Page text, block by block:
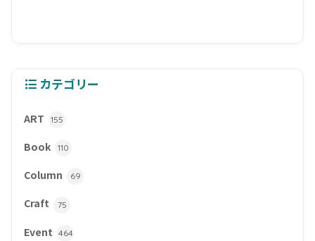
カテゴリー
ART 155
Book 110
Column 69
Craft 75
Event 464